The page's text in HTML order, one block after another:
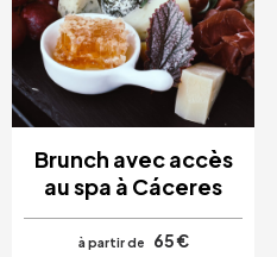
Brunch avec accès
au spa à Cáceres
à partir de
65 €